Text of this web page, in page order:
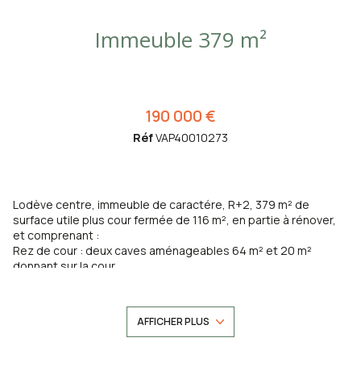
Immeuble 379 m²
190 000 €
RéfVAP40010273
Lodève centre, immeuble de caractére, R+2, 379 m² de
surface utile plus cour fermée de 116 m², en partie à rénover,
et comprenant :
Rez de cour : deux caves aménageables 64 m² et 20 m²
donnant sur la cour
hall 3.40 m², une pièce 28 m²; une pièce traversante 22 m²,
une chambre avec salle d'eau 21.50 m², toilettes 1 m²
AFFICHER PLUS